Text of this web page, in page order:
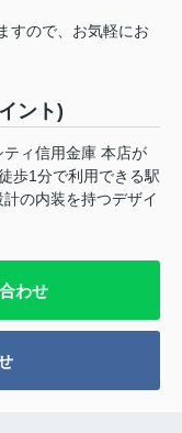
すので、お気軽にお
ント)
ィ信用金庫 本店が
歩1分で利用できる駅
の内装を持つデザイ
わせ